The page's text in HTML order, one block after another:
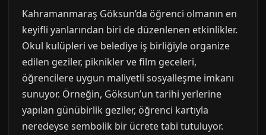
Kahramanmaraş Göksun’da öğrenci olmanın en
keyifli yanlarından biri de düzenlenen etkinlikler.
Okul kulüpleri ve belediye iş birliğiyle organize
edilen geziler, piknikler ve film geceleri,
öğrencilere uygun maliyetli sosyalleşme imkanı
sunuyor. Örneğin, Göksun’un tarihi yerlerine
yapılan günübirlik geziler, öğrenci kartıyla
neredeyse sembolik bir ücrete tabi tutuluyor.